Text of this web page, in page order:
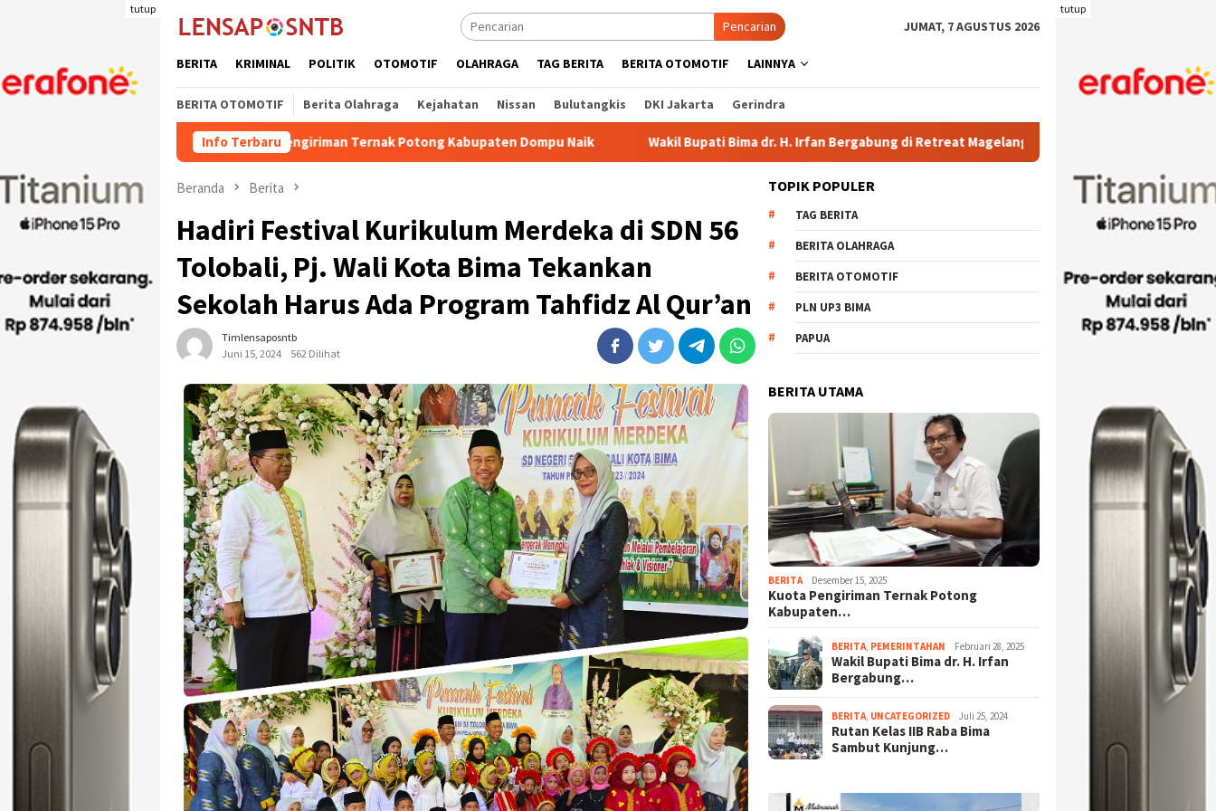
tutup tutup
Pencarian JUMAT, 7 AGUSTUS 2026
BERITA KRIMINAL POLITIK OTOMOTIF OLAHRAGA TAG BERITA BERITA OTOMOTIF LAINNYA
BERITA OTOMOTIF Berita Olahraga Kejahatan Nissan Bulutangkis DKI Jakarta Gerindra
Info Terbaru
Kuota Pengiriman Ternak Potong Kabupaten Dompu Naik Wakil Bupati Bima dr. H. Irfan Bergabung di Retreat Magelang Rutan Kelas IIB Raba Bima Sambut
Beranda Berita
Hadiri Festival Kurikulum Merdeka di SDN 56
Tolobali, Pj. Wali Kota Bima Tekankan
Sekolah Harus Ada Program Tahfidz Al Qur’an
Timlensaposntb
Juni 15, 2024
562 Dilihat
TOPIK POPULER
TAG BERITA
BERITA OLAHRAGA
BERITA OTOMOTIF
PLN UP3 BIMA
PAPUA
BERITA UTAMA
BERITA Desember 15, 2025
Kuota Pengiriman Ternak Potong
Kabupaten…
BERITA PEMERINTAHAN Februari 28, 2025
Wakil Bupati Bima dr. H. Irfan
Bergabung…
BERITA UNCATEGORIZED Juli 25, 2024
Rutan Kelas IIB Raba Bima
Sambut Kunjung…